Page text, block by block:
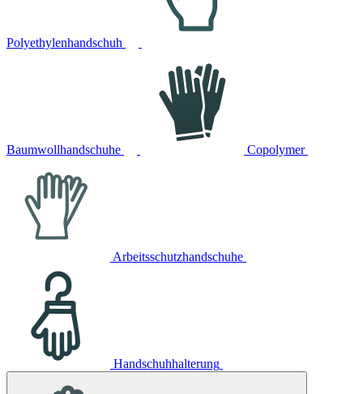
Polyethylenhandschuh
Baumwollhandschuhe Copolymer
Arbeitsschutzhandschuhe
Handschuhhalterung